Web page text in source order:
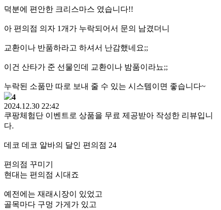
덕분에 편안한 크리스마스 였습니다!!
아 편의점 의자 1개가 누락되어서 문의 남겼더니
교환이나 반품하라고 하셔서 난감했네요;;
이건 산타가 준 선물인데 교환이나 밤품이라뇨;;
누락된 소품만 따로 보내 줄 수 있는 시스템이면 좋습니다~
4
2024.12.30 22:42
쿠팡체험단 이벤트로 상품을 무료 제공받아 작성한 리뷰입니
다.
데코 데코 알바의 달인 편의점 24
편의점 꾸미기
현대는 편의점 시대죠
예전에는 재래시장이 있었고
골목마다 구멍 가게가 있고